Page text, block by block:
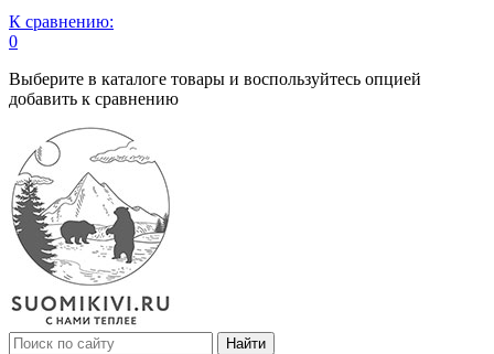
К сравнению:
0
Выберите в каталоге товары и воспользуйтесь опцией
добавить к сравнению
Найти